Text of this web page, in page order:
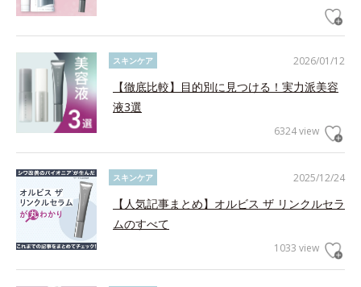
2026/01/12
スキンケア
【徹底比較】目的別に見つける！実力派美容
液3選
6324 view
2025/12/24
スキンケア
【人気記事まとめ】オルビス ザ リンクルセラ
ムのすべて
1033 view